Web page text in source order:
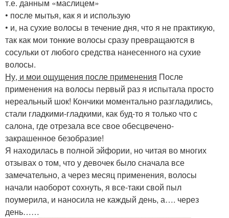
т.е. данным «маслицем»
• после мытья, как я и использую
• и, на сухие волосы в течение дня, что я не практикую,
так как мои тонкие волосы сразу превращаются в
сосульки от любого средства нанесенного на сухие
волосы.
Ну, и мои ощущения после применения После
применения на волосы первый раз я испытала просто
нереальный шок! Кончики моментально разгладились,
стали гладкими-гладкими, как буд-то я только что с
салона, где отрезала все свое обесцвечено-
закрашенное безобразие!
Я находилась в полной эйфории, но читая во многих
отзывах о том, что у девочек было сначала все
замечательно, а через месяц применения, волосы
начали наоборот сохнуть, я все-таки свой пыл
поумерила, и наносила не каждый день, а…. через
день……